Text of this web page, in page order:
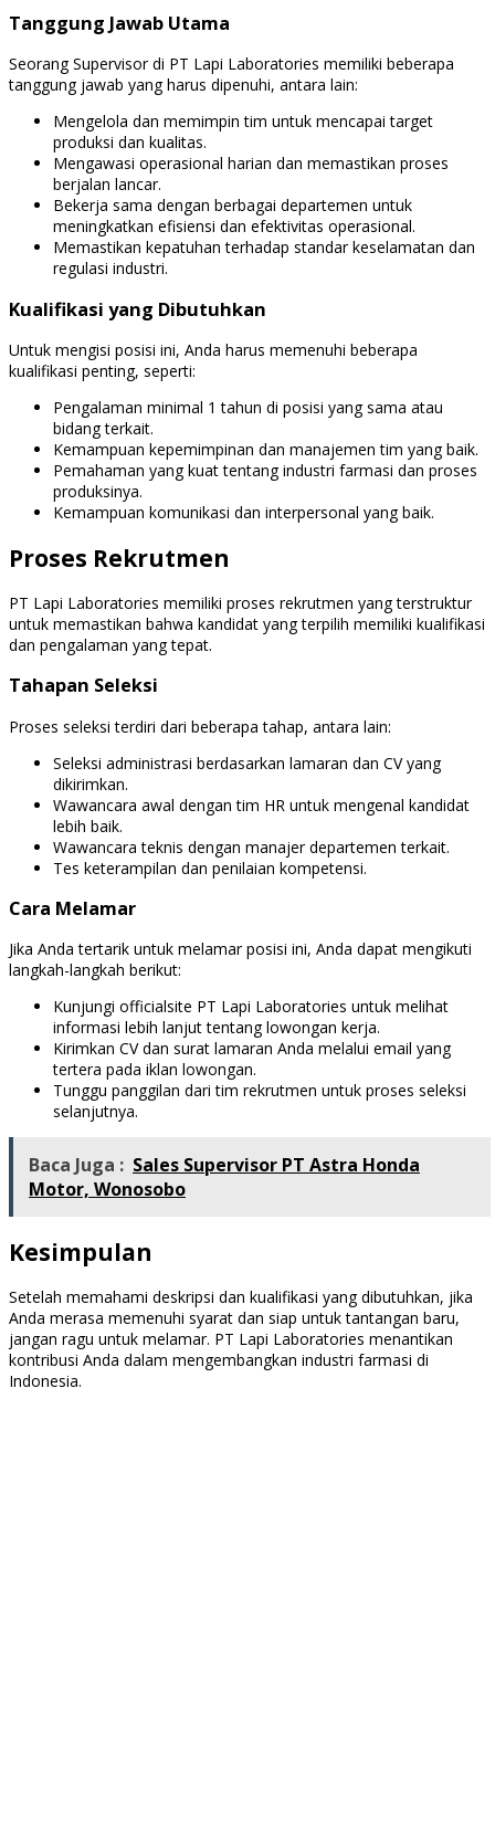
Tanggung Jawab Utama
Seorang Supervisor di PT Lapi Laboratories memiliki beberapa
tanggung jawab yang harus dipenuhi, antara lain:
Mengelola dan memimpin tim untuk mencapai target
produksi dan kualitas.
Mengawasi operasional harian dan memastikan proses
berjalan lancar.
Bekerja sama dengan berbagai departemen untuk
meningkatkan efisiensi dan efektivitas operasional.
Memastikan kepatuhan terhadap standar keselamatan dan
regulasi industri.
Kualifikasi yang Dibutuhkan
Untuk mengisi posisi ini, Anda harus memenuhi beberapa
kualifikasi penting, seperti:
Pengalaman minimal 1 tahun di posisi yang sama atau
bidang terkait.
Kemampuan kepemimpinan dan manajemen tim yang baik.
Pemahaman yang kuat tentang industri farmasi dan proses
produksinya.
Kemampuan komunikasi dan interpersonal yang baik.
Proses Rekrutmen
PT Lapi Laboratories memiliki proses rekrutmen yang terstruktur
untuk memastikan bahwa kandidat yang terpilih memiliki kualifikasi
dan pengalaman yang tepat.
Tahapan Seleksi
Proses seleksi terdiri dari beberapa tahap, antara lain:
Seleksi administrasi berdasarkan lamaran dan CV yang
dikirimkan.
Wawancara awal dengan tim HR untuk mengenal kandidat
lebih baik.
Wawancara teknis dengan manajer departemen terkait.
Tes keterampilan dan penilaian kompetensi.
Cara Melamar
Jika Anda tertarik untuk melamar posisi ini, Anda dapat mengikuti
langkah-langkah berikut:
Kunjungi officialsite PT Lapi Laboratories untuk melihat
informasi lebih lanjut tentang lowongan kerja.
Kirimkan CV dan surat lamaran Anda melalui email yang
tertera pada iklan lowongan.
Tunggu panggilan dari tim rekrutmen untuk proses seleksi
selanjutnya.
Baca Juga : Sales Supervisor PT Astra Honda
Motor, Wonosobo
Kesimpulan
Setelah memahami deskripsi dan kualifikasi yang dibutuhkan, jika
Anda merasa memenuhi syarat dan siap untuk tantangan baru,
jangan ragu untuk melamar. PT Lapi Laboratories menantikan
kontribusi Anda dalam mengembangkan industri farmasi di
Indonesia.